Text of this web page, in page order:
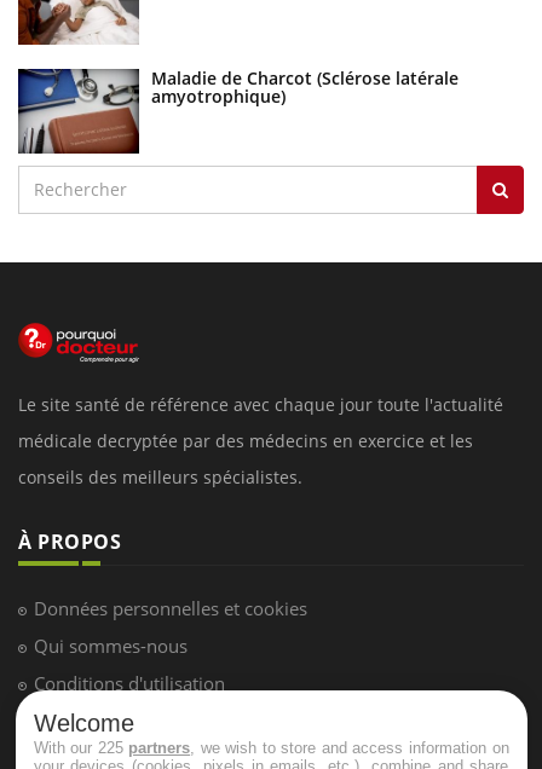
Maladie de Charcot (Sclérose latérale
amyotrophique)
Le site santé de référence avec chaque jour toute l'actualité
médicale decryptée par des médecins en exercice et les
conseils des meilleurs spécialistes.
À PROPOS
Données personnelles et cookies
Qui sommes-nous
Conditions d'utilisation
Plan du site
Mentions Légales
Welcome
With our 225 partners , we wish to store and access information on
your devices (cookies, pixels in emails, etc.), combine and share